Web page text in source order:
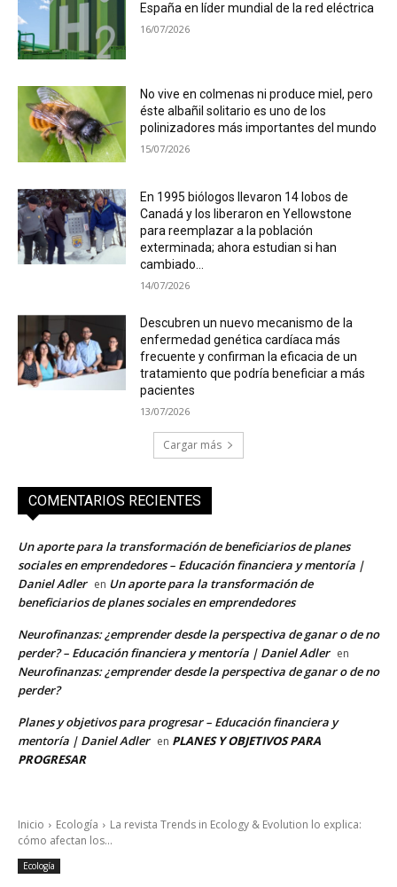
España en líder mundial de la red eléctrica
16/07/2026
No vive en colmenas ni produce miel, pero
éste albañil solitario es uno de los
polinizadores más importantes del mundo
15/07/2026
En 1995 biólogos llevaron 14 lobos de
Canadá y los liberaron en Yellowstone
para reemplazar a la población
exterminada; ahora estudian si han
cambiado...
14/07/2026
Descubren un nuevo mecanismo de la
enfermedad genética cardíaca más
frecuente y confirman la eficacia de un
tratamiento que podría beneficiar a más
pacientes
13/07/2026
Cargar más
COMENTARIOS RECIENTES
Un aporte para la transformación de beneficiarios de planes
sociales en emprendedores – Educación financiera y mentoría |
Daniel Adler en Un aporte para la transformación de
beneficiarios de planes sociales en emprendedores
Neurofinanzas: ¿emprender desde la perspectiva de ganar o de no
perder? – Educación financiera y mentoría | Daniel Adler en
Neurofinanzas: ¿emprender desde la perspectiva de ganar o de no
perder?
Planes y objetivos para progresar – Educación financiera y
mentoría | Daniel Adler en PLANES Y OBJETIVOS PARA
PROGRESAR